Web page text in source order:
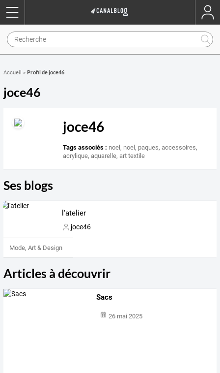
Accueil » Profil de joce46
joce46
joce46
Tags associés : noel, noel, paques,accessoires,
acrylique,aquarelle,art textile
Ses blogs
l'atelier
joce46
Mode, Art & Design
Articles à découvrir
Sacs
26 mai 2025